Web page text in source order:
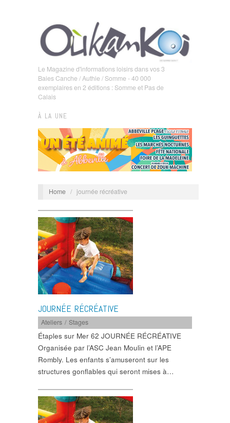
Le Magazine d'informations loisirs dans vos 3
Baies Canche / Authie / Somme - 40 000
exemplaires en 2 éditions : Somme et Pas de
Calais
À LA UNE
Home / journée récréative
JOURNÉE RÉCRÉATIVE
Ateliers / Stages
Étaples sur Mer 62 JOURNÉE RÉCRÉATIVE
Organisée par l’ASC Jean Moulin et l’APE
Rombly. Les enfants s’amuseront sur les
structures gonflables qui seront mises à…